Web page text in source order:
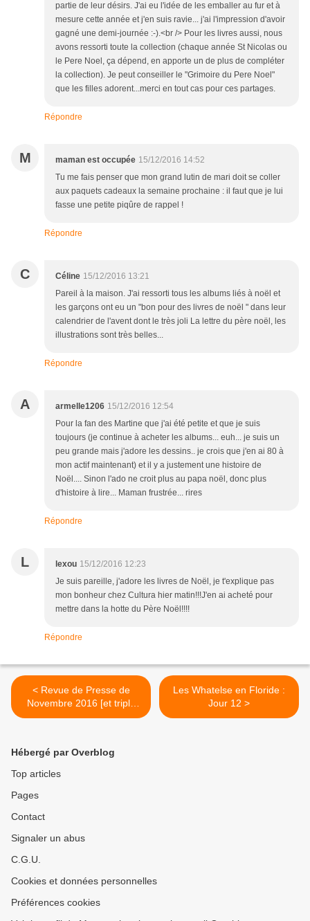
partie de leur désirs. J'ai eu l'idée de les emballer au fur et à
mesure cette année et j'en suis ravie... j'ai l'impression d'avoir
gagné une demi-journée :-).<br /> Pour les livres aussi, nous
avons ressorti toute la collection (chaque année St Nicolas ou
le Pere Noel, ça dépend, en apporte un de plus de compléter
la collection). Je peut conseiller le "Grimoire du Pere Noel"
que les filles adorent...merci en tout cas pour ces partages.
Répondre
M maman est occupée 15/12/2016 14:52
Tu me fais penser que mon grand lutin de mari doit se coller
aux paquets cadeaux la semaine prochaine : il faut que je lui
fasse une petite piqûre de rappel !
Répondre
C Céline 15/12/2016 13:21
Pareil à la maison. J'ai ressorti tous les albums liés à noël et
les garçons ont eu un "bon pour des livres de noël " dans leur
calendrier de l'avent dont le très joli La lettre du père noël, les
illustrations sont très belles...
Répondre
A armelle1206 15/12/2016 12:54
Pour la fan des Martine que j'ai été petite et que je suis
toujours (je continue à acheter les albums... euh... je suis un
peu grande mais j'adore les dessins.. je crois que j'en ai 80 à
mon actif maintenant) et il y a justement une histoire de
Noël.... Sinon l'ado ne croit plus au papa noël, donc plus
d'histoire à lire... Maman frustrée... rires
Répondre
L lexou 15/12/2016 12:23
Je suis pareille, j'adore les livres de Noël, je t'explique pas
mon bonheur chez Cultura hier matin!!!J'en ai acheté pour
mettre dans la hotte du Père Noël!!!!
Répondre
< Revue de Presse de
Novembre 2016 [et triple
cadeau!!]
Les Whatelse en Floride :
Jour 12 >
Hébergé par Overblog
Top articles
Pages
Contact
Signaler un abus
C.G.U.
Cookies et données personnelles
Préférences cookies